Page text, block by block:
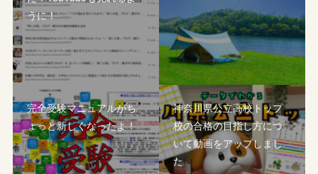
うに！
完全受験マニュアルがち
ょっと新しくなったよ！
神奈川県公立高校トップ
校の合格の目指し方につ
いて動画をアップしまし
た